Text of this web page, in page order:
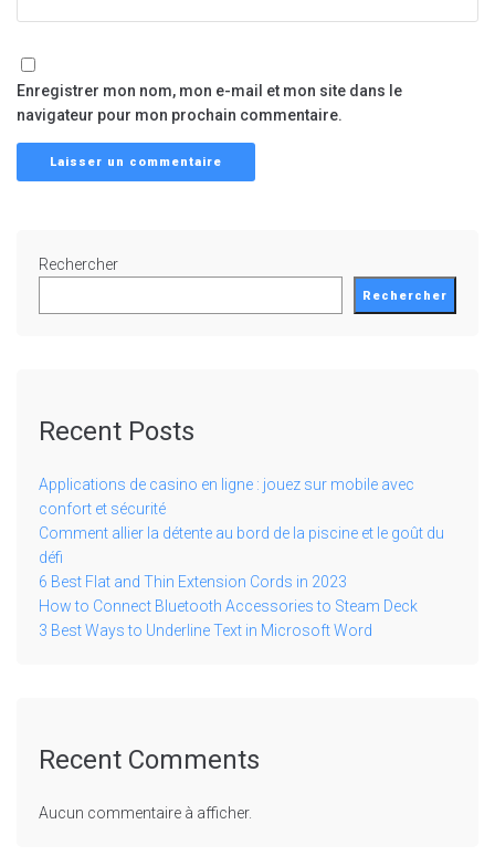
Enregistrer mon nom, mon e-mail et mon site dans le
navigateur pour mon prochain commentaire.
Rechercher
Rechercher
Recent Posts
Applications de casino en ligne : jouez sur mobile avec
confort et sécurité
Comment allier la détente au bord de la piscine et le goût du
défi
6 Best Flat and Thin Extension Cords in 2023
How to Connect Bluetooth Accessories to Steam Deck
3 Best Ways to Underline Text in Microsoft Word
Recent Comments
Aucun commentaire à afficher.